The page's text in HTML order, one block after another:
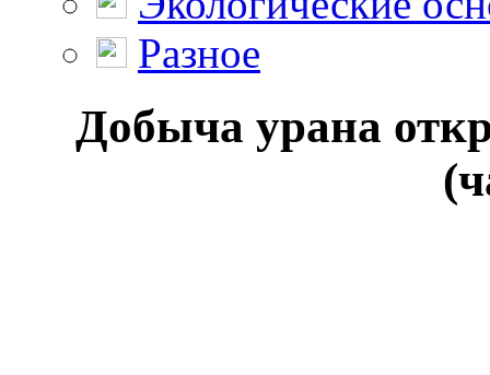
Разное
Добыча урана